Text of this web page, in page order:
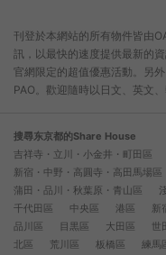
刊登於本網站的所有物件皆由
訊，以最快的速度提供最新的
官網限定的超值優惠活動。另
PAO。歡迎隨時以日文、英文
搜尋东京都的Share House
吉祥寺・立川・小金井・町田區
新宿・中野・高圓寺・高田馬場區
蒲田・品川・秋葉原・青山區
千代田區
中央區 港區 新
品川區
目黒區 大田區 世
北區
荒川區 板橋區 練馬